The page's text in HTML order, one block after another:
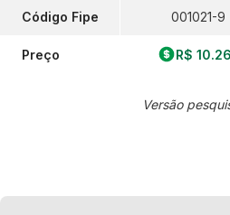
Código Fipe
Preço
001021-9
R$
Versão